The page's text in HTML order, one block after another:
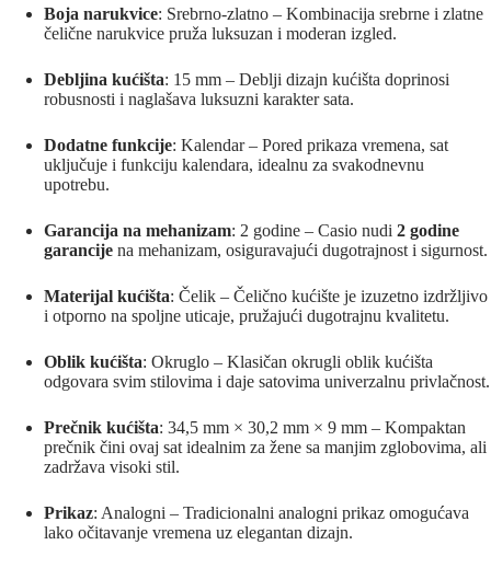
Boja narukvice: Srebrno-zlatno – Kombinacija srebrne i zlatne
čelične narukvice pruža luksuzan i moderan izgled.
Debljina kućišta: 15 mm – Deblji dizajn kućišta doprinosi
robusnosti i naglašava luksuzni karakter sata.
Dodatne funkcije: Kalendar – Pored prikaza vremena, sat
uključuje i funkciju kalendara, idealnu za svakodnevnu
upotrebu.
Garancija na mehanizam: 2 godine – Casio nudi 2 godine
garancije na mehanizam, osiguravajući dugotrajnost i sigurnost.
Materijal kućišta: Čelik – Čelično kućište je izuzetno izdržljivo
i otporno na spoljne uticaje, pružajući dugotrajnu kvalitetu.
Oblik kućišta: Okruglo – Klasičan okrugli oblik kućišta
odgovara svim stilovima i daje satovima univerzalnu privlačnost.
Prečnik kućišta: 34,5 mm × 30,2 mm × 9 mm – Kompaktan
prečnik čini ovaj sat idealnim za žene sa manjim zglobovima, ali
zadržava visoki stil.
Prikaz: Analogni – Tradicionalni analogni prikaz omogućava
lako očitavanje vremena uz elegantan dizajn.